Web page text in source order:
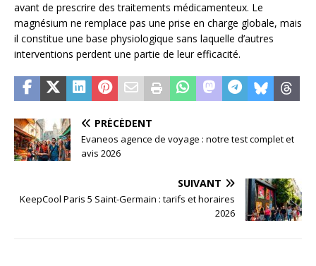
avant de prescrire des traitements médicamenteux. Le
magnésium ne remplace pas une prise en charge globale, mais
il constitue une base physiologique sans laquelle d’autres
interventions perdent une partie de leur efficacité.
PRÉCÉDENT
Evaneos agence de voyage : notre test complet et
avis 2026
SUIVANT
KeepCool Paris 5 Saint-Germain : tarifs et horaires
2026